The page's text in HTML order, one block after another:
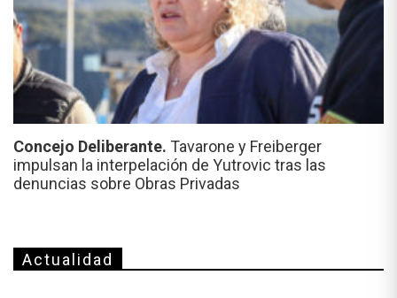
Concejo Deliberante. Tavarone y Freiberger
impulsan la interpelación de Yutrovic tras las
denuncias sobre Obras Privadas
Actualidad